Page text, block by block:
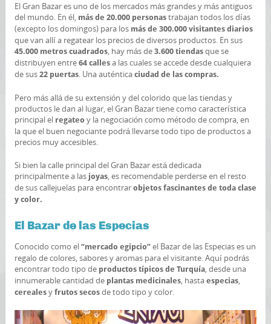
El Gran Bazar es uno de los mercados más grandes y más antiguos
del mundo. En él, más de 20.000 personas trabajan todos los días
(excepto los domingos) para los más de 300.000 visitantes diarios
que van allí a regatear los precios de diversos productos. En sus
45.000 metros cuadrados, hay más de 3.600 tiendasque se
distribuyen entre 64 callesa las cuales se accede desde cualquiera
de sus 22 puertas. Una auténtica ciudad de las compras.
Pero más allá de su extensión y del colorido que las tiendas y
productos le dan al lugar, el Gran Bazar tiene como característica
principal el regateo y la negociación como método de compra, en
la que el buen negociante podrá llevarse todo tipo de productos a
precios muy accesibles.
Si bien la calle principal del Gran Bazar está dedicada
principalmente a lasjoyas, es recomendable perderse en el resto
de sus callejuelas para encontrar objetos fascinantes de toda clase
y color.
El Bazar de las Especias
Conocido como el “mercado egipcio” el Bazar de las Especias es un
regalo de colores, sabores y aromas para el visitante. Aquí podrás
encontrar todo tipo de productos típicos de Turquía, desde una
innumerable cantidad de plantas medicinales, hasta especias,
cereales y frutos secosde todo tipo y color.